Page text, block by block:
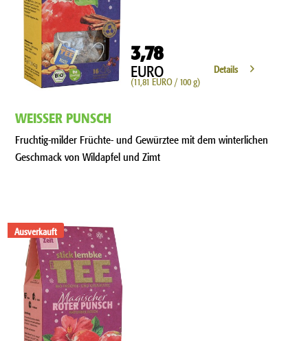
3,78
EURO
(11,81 EURO / 100 g)
Details
WEISSER PUNSCH
Fruchtig-milder Früchte- und Gewürztee mit dem winterlichen
Geschmack von Wildapfel und Zimt
Ausverkauft